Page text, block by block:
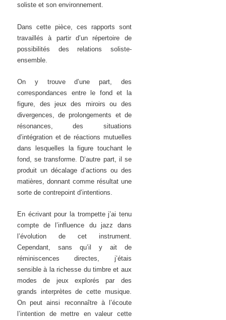
soliste et son environnement.
Dans cette pièce, ces rapports sont
travaillés à partir d’un répertoire de
possibilités des relations soliste-
ensemble.
On y trouve d’une part, des
correspondances entre le fond et la
figure, des jeux des miroirs ou des
divergences, de prolongements et de
résonances, des situations
d’intégration et de réactions mutuelles
dans lesquelles la figure touchant le
fond, se transforme. D’autre part, il se
produit un décalage d’actions ou des
matières, donnant comme résultat une
sorte de contrepoint d’intentions.
En écrivant pour la trompette j’ai tenu
compte de l’influence du jazz dans
l’évolution de cet instrument.
Cependant, sans qu’il y ait de
réminiscences directes, j’étais
sensible à la richesse du timbre et aux
modes de jeux explorés par des
grands interprètes de cette musique.
On peut ainsi reconnaître à l’écoute
l’intention de mettre en valeur cette